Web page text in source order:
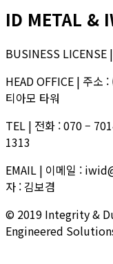
ID METAL &
BUSINESS
HEAD OFFICE | 주소
티아모 타워
TEL | 전화 : 070 –
1313
EMAIL | 이메일 :
자 : 김보겸
© 2019 Integrity &
Engineered